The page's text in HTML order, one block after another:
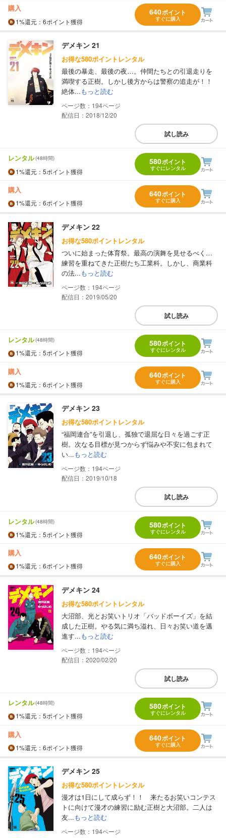
購入
1%還元 ：6ポイント獲得
640ポイント
すぐに購入
デメキン 21
お得な580ポイントレンタル
最後の暴走、最後の夜…。仲間たちとの引退走りを
満喫する正樹。しかし後方からは警察の追走が！！
絶体...もっと読む
194
配信日：2018/12/20
試し読み
レンタル(48時間)
1%還元 ：5ポイント獲得
580ポイント
すぐにレンタル
購入
1%還元 ：6ポイント獲得
640ポイント
すぐに購入
デメキン 22
お得な580ポイントレンタル
ついに始まった体育祭。最高の演舞を見せるべく…
練習を重ねてきた正樹たち工業科。しかし、商業科
の法...もっと読む
194
配信日：2019/05/20
試し読み
レンタル(48時間)
1%還元 ：5ポイント獲得
580ポイント
すぐにレンタル
購入
1%還元 ：6ポイント獲得
640ポイント
すぐに購入
デメキン 23
お得な580ポイントレンタル
“福岡連合”を引退し、孤独で退屈な日々を過ごす正
樹。次なる目標が見つからず悩みや不安に包まれて
い...もっと読む
194
配信日：2019/10/18
試し読み
レンタル(48時間)
1%還元 ：5ポイント獲得
580ポイント
すぐにレンタル
購入
1%還元 ：6ポイント獲得
640ポイント
すぐに購入
デメキン 24
お得な580ポイントレンタル
大沼部、光とお笑いトリオ「バッドボーイズ」を結
成した正樹。やる気に満ち溢れ、日々お笑い道を邁
進す...もっと読む
194
配信日：2020/02/20
試し読み
レンタル(48時間)
1%還元 ：5ポイント獲得
580ポイント
すぐにレンタル
購入
1%還元 ：6ポイント獲得
640ポイント
すぐに購入
デメキン 25
お得な580ポイントレンタル
漫才は1日にして成らず！！ 来たるお笑いコンテス
トに向けて漫才の練習に励む正樹と大沼部。二人は
友...もっと読む
194